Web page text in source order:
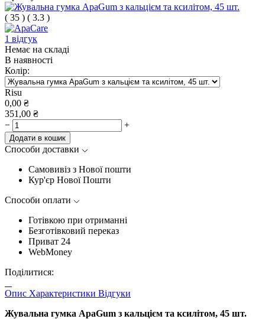
( 35 ) ( 3.3 )
1 відгук
Немає на складі
В наявності
Колір:
Risu
0,00 ₴
351,00 ₴
−
+
Додати в кошик
Способи доставки
Самовивіз з Нової пошти
Кур'єр Нової Пошти
Способи оплати
Готівкою при отриманні
Безготівковий переказ
Приват 24
WebMoney
Поділитися:
Опис Характеристики Відгуки
Жувальна гумка ApaGum з кальцієм та ксилітом, 45 шт.